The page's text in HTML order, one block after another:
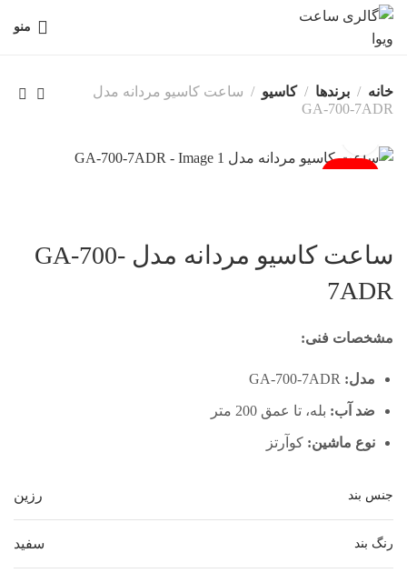
منو
خانه برندها کاسیو
ساعت کاسیو مردانه مدل
GA-700-7ADR
ساعت کاسیو مردانه مدل GA-700-
7ADR
مشخصات فنی:
مدل:
ضد آب: بله، تا عمق 200 متر
نوع ماشین: کوآرتز
جنس بند رزین
رنگ بند سفید